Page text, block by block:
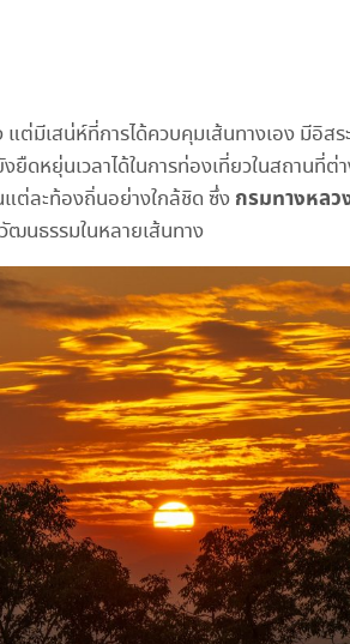
ต่มีเสน่ห์ที่การได้ควบคุมเส้นทางเอง มีอิส
ดหยุ่นเวลาได้ในการท่องเที่ยวในสถานที่ต่
ต่ละท้องถิ่นอย่างใกล้ชิด ซึ่งกรมทางหลว
ฒนธรรมในหลายเส้นทาง